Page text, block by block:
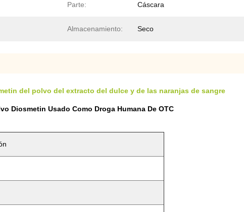
Parte: Cáscara
Almacenamiento: Seco
del polvo del extracto del dulce y de las naranjas de sangre
Diosmetin Usado Como Droga Humana De OTC